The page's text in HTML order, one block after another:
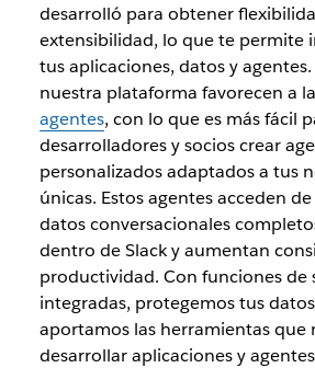
desarrolló para obtener
extensibilidad, lo que te permite
tus aplicaciones, datos y
nuestra plataforma favorecen a la
agentes, con lo que es más fácil
desarrolladores y socios crear
personalizados adaptados a tus
únicas. Estos agentes acceden
datos conversacionales
dentro de Slack y aumentan
productividad. Con funciones de
integradas, protegemos tus
aportamos las herramientas que
desarrollar aplicaciones y